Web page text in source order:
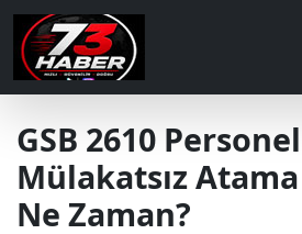
GSB 2610
Mülakatsız
Ne Zaman?